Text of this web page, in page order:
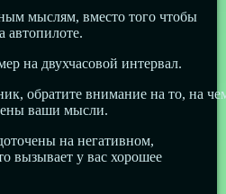
мыслям, вместо того чтобы
автопилоте.
на двухчасовой интервал.
обратите внимание на то, на
ваши мысли.
на негативном,
вызывает у вас хорошее